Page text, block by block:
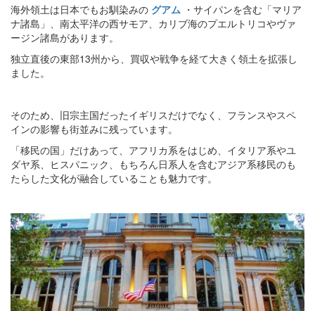
海外領土は日本でもお馴染みの グアム ・サイパンを含む「マリア
ナ諸島」、南太平洋の西サモア、カリブ海のプエルトリコやヴァ
ージン諸島があります。
独立直後の東部13州から、買収や戦争を経て大きく領土を拡張し
ました。
そのため、旧宗主国だったイギリスだけでなく、フランスやスペ
インの影響も街並みに残っています。
「移民の国」だけあって、アフリカ系をはじめ、イタリア系やユ
ダヤ系、ヒスパニック、もちろん日系人を含むアジア系移民のも
たらした文化が融合していることも魅力です。